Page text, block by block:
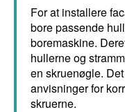
For at installere
bore passende
boremaskine.
hullerne og
en skruenøgle.
anvisninger for
skruerne.